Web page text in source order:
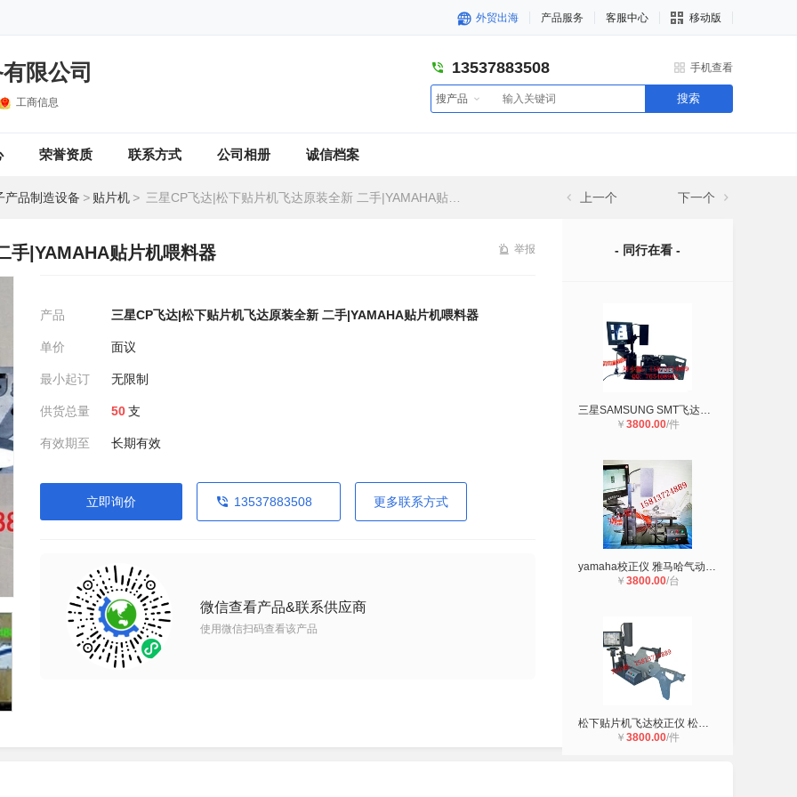
外贸出海 产品服务 客服中心 移动版
限公司
工商信息
13537883508 手机查看
搜产品 搜索
荣誉资质 联系方式 公司相册 诚信档案
产品制造设备 > 贴片机 > 三星CP飞达|松下贴片机飞达原装全新 二手|YAMAHA贴片机喂料器 上一个 下一个
手|YAMAHA贴片机喂料器 举报
产品 三星CP飞达|松下贴片机飞达原装全新 二手|YAMAHA贴片机喂料器
单价 面议
最小起订 无限制
供货总量 50支
有效期至 长期有效
立即询价 13537883508 更多联系方式
微信查看产品&联系供应商
使用微信扫码查看该产品
- 同行在看 -
三星SAMSUNG SMT飞达校正仪三星飞达
￥ 3800.00/件
yamaha校正仪 雅马哈气动FEEDER校正
￥ 3800.00/台
松下贴片机飞达校正仪 松下BM飞达校
￥ 3800.00/件